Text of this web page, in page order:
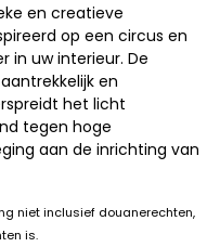
en creatieve
op een circus en
in uw interieur. De
en
het licht
tegen hoge
aan de inrichting van
niet inclusief douanerechten,
is.